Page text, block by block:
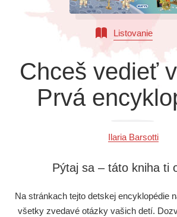
Všetky kategórie
Listovanie
Chceš vedieť
Prvá
Ilaria Barsotti
Pýtaj sa – táto kniha ti
Na stránkach tejto detskej encyklopédie
všetky zvedavé otázky vašich detí.